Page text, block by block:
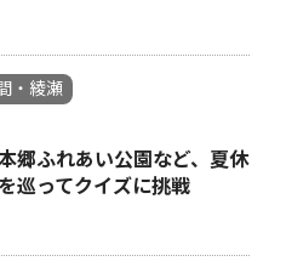
・綾瀬
郷ふれあい公園など、夏休
巡ってクイズに挑戦